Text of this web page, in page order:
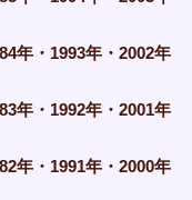
年・1993年・2002年
年・1992年・2001年
年・1991年・2000年